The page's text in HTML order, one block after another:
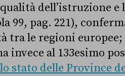
dell’istruzione e
99, pag. 221),
tra le regioni europee;
invece al 133esimo
stato delle Province